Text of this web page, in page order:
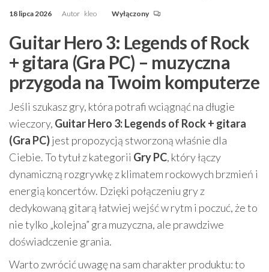
18 lipca 2026 Autor kleo Wyłączony
Guitar Hero 3: Legends of Rock
+ gitara (Gra PC) – muzyczna
przygoda na Twoim komputerze
Jeśli szukasz gry, która potrafi wciągnąć na długie
wieczory, Guitar Hero 3: Legends of Rock + gitara
(Gra PC)jest propozycją stworzoną właśnie dla
Ciebie. To tytuł z kategorii Gry PC, który łączy
dynamiczną rozgrywkę z klimatem rockowych brzmień i
energią koncertów. Dzięki połączeniu gry z
dedykowaną gitarą łatwiej wejść w rytm i poczuć, że to
nie tylko „kolejna” gra muzyczna, ale prawdziwe
doświadczenie grania.
Warto zwrócić uwagę na sam charakter produktu: to